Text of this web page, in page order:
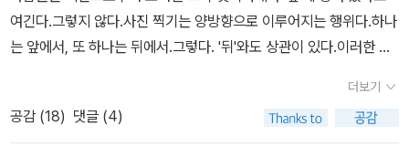
여긴다.그렇지 않다.사진 찍기는 양방향으로 이루어지는 행위다.하나
는 앞에서, 또 하나는 뒤에서.그렇다. '뒤'와도 상관이 있다.이러한 비
해 총을 겨누고 방아쇠를 당기듯,총알이 발사되는 순간, 반동으로 몸
이 '뒤'로 밀려나듯,사진을 찍는 사람 역시 셔터를 누르는 순간, '뒤'로
더보기
공감 (18) 댓글 (4)